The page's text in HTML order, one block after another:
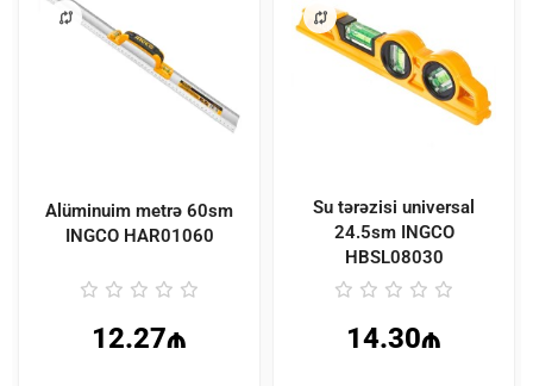
Alüminuim metrə 60sm
INGCO HAR01060
12.27₼
Su tərəzisi universal
24.5sm INGCO
HBSL08030
14.30₼